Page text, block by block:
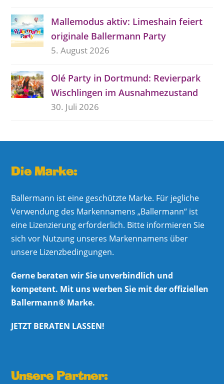
Mallemodus aktiv: Limeshain feiert
originale Ballermann Party
5. August 2026
Olé Party in Dortmund: Revierpark
Wischlingen im Ausnahmezustand
30. Juli 2026
Die Marke:
Ballermann ist eine geschützte Marke. Für jegliche
Verwendung des Markennamens „Ballermann“ ist
eine Lizenzierung erforderlich. Bitte informieren Sie
sich vor Nutzung unseres Markennamens über
unsere Lizenzbedingungen.
Gerne beraten wir Sie unverbindlich und
kompetent. Mit uns werben Sie mit der offiziellen
Ballermann® Marke.
JETZT BERATEN LASSEN!
Unsere Partner: